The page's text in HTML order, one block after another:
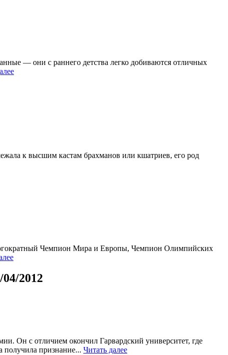
— они с раннего детства легко добиваются отличных
к высшим кастам брахманов или кшатриев, его род
Чемпион Мира и Европы, Чемпион Олимпийских
04/2012
Он с отличием окончил Гарвардский университет, где
получила признание... Читать далее